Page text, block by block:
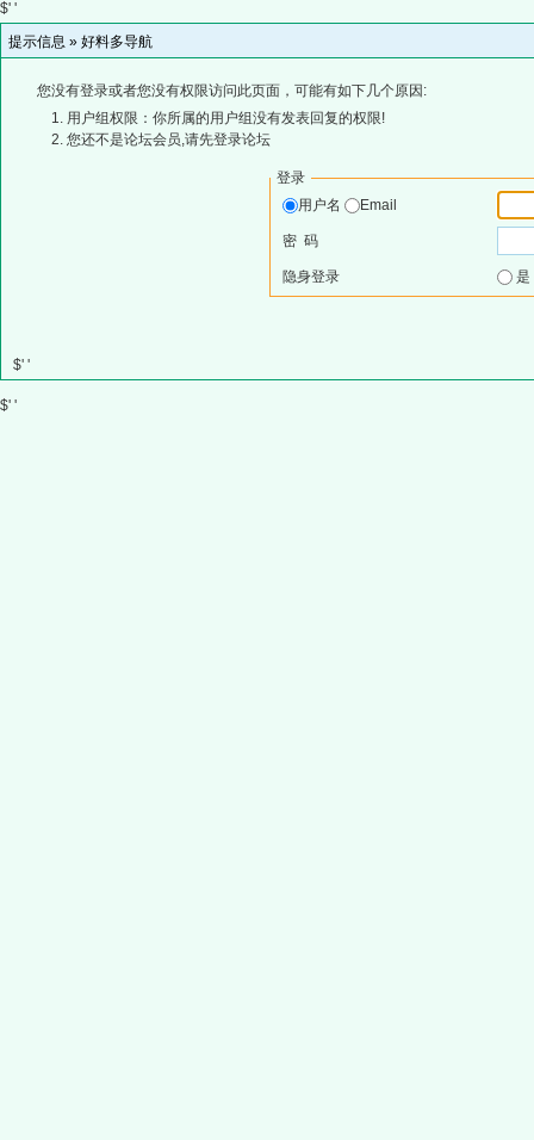
$' '
提示信息 » 好料多导航
您没有登录或者您没有权限访问此页面，可能有如下几个原因:
用户组权限：你所属的用户组没有发表回复的权限!
您还不是论坛会员,请先登录论坛
登录
用户名
Email
密 码
隐身登录
$' '
$' '